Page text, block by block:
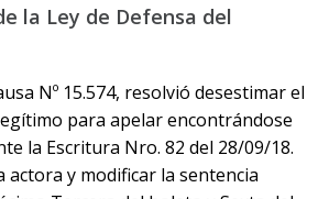
la Ley de Defensa del
Nº 15.574, resolvió desestimar el
para apelar encontrándose
la Escritura Nro. 82 del 28/09/18.
y modificar la sentencia